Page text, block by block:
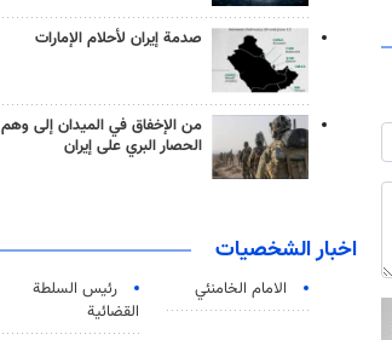
صدمة إيران لأحلام الإمارات
من الإخفاق في الميدان إلى وهم
الحصار البري على إيران
اخبار الشخصيات
الامام الخامنئي
رئیس السلطة
القضائیة